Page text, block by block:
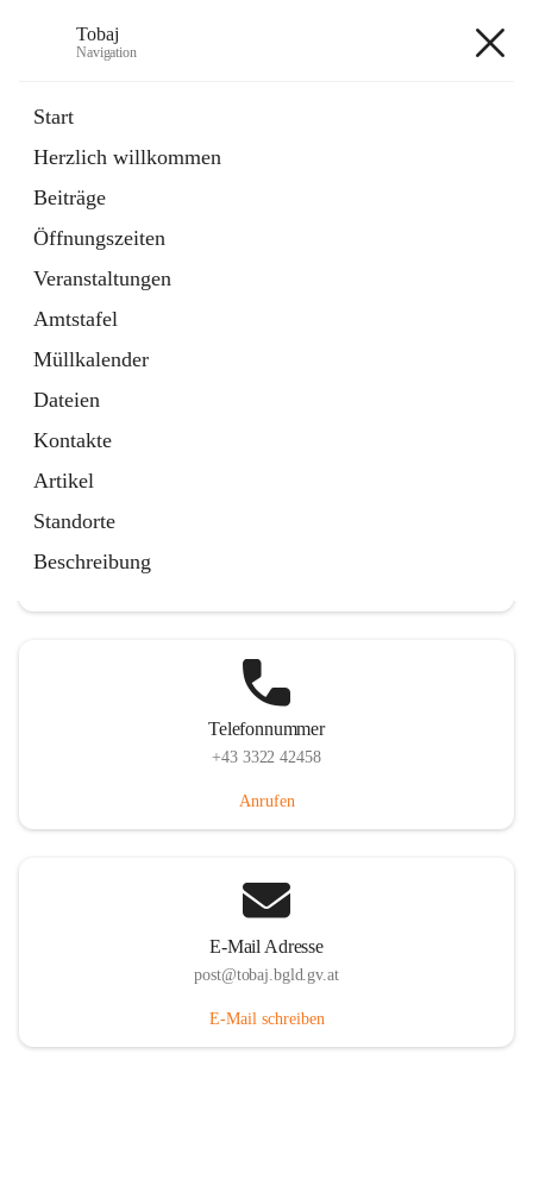
Tobaj
Navigation
Start
Herzlich willkommen
Beiträge
Öffnungszeiten
Veranstaltungen
Amtstafel
Müllkalender
Dateien
Kontakte
Artikel
Standorte
Beschreibung
Externe Webseite
in
Tab
Formulare
2 Schnellzugriffe
Telefonnummer
+43 3322 42458
Anrufen
E-Mail Adresse
post@tobaj.bgld.gv.at
E-Mail schreiben